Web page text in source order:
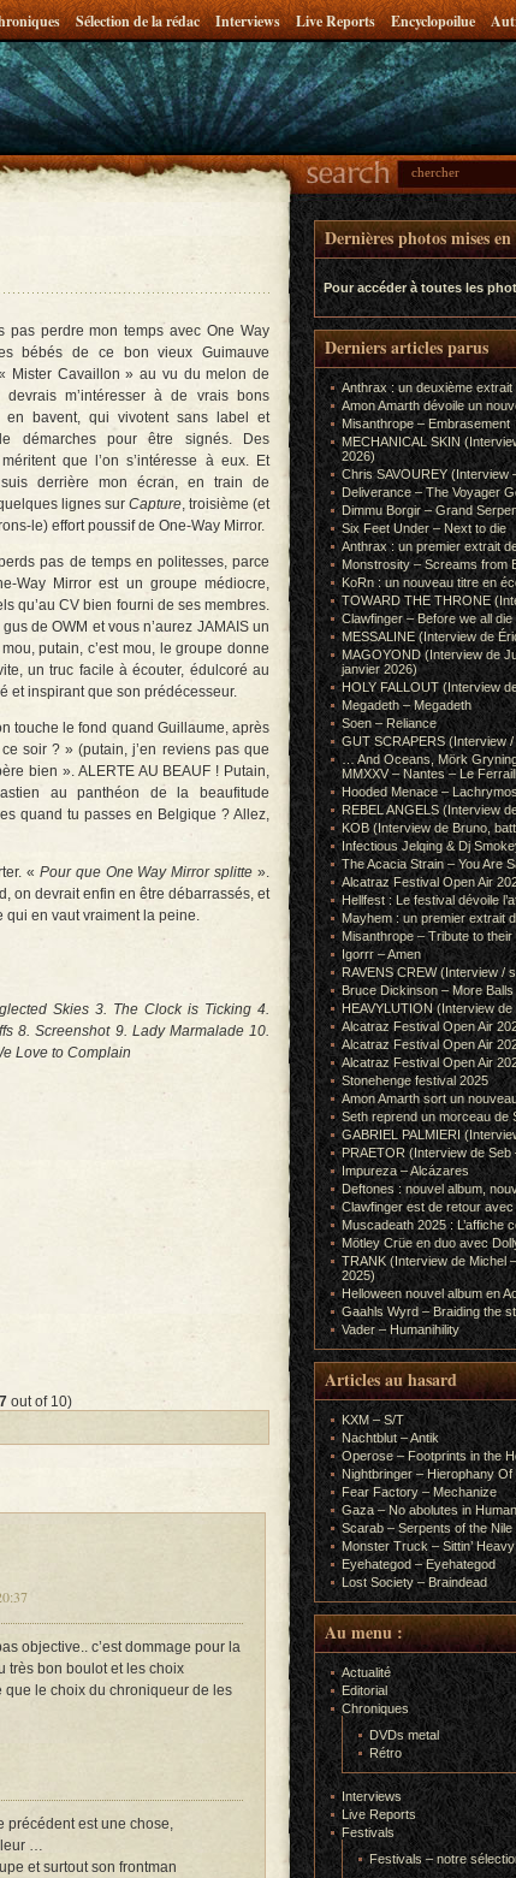
Sélection de la rédac Interviews Live Reports Encyclopoilue
pas perdre mon temps avec One Way
bébés de ce bon vieux Guimauve
Mister Cavaillon » au vu du melon de
devrais m’intéresser à de vrais bons
en bavent, qui vivotent sans label et
démarches pour être signés. Des
que l’on s’intéresse à eux. Et
derrière mon écran, en train de
lignes sur Capture, troisième (et
le) effort poussif de One-Way Mirror.
pas de temps en politesses, parce
Way Mirror est un groupe médiocre,
qu’au CV bien fourni de ses membres.
de OWM et vous n’aurez JAMAIS un
putain, c’est mou, le groupe donne
un truc facile à écouter, édulcoré au
et inspirant que son prédécesseur.
touche le fond quand Guillaume, après
soir ? » (putain, j’en reviens pas que
bien ». ALERTE AU BEAUF ! Putain,
au panthéon de la beaufitude
quand tu passes en Belgique ? Allez,
« Pour que One Way Mirror splitte ».
on devrait enfin en être débarrassés, et
en vaut vraiment la peine.
Skies 3. The Clock is Ticking 4.
8. Screenshot 9. Lady Marmalade 10.
Love to Complain
out of 10)
objective.. c’est dommage pour la
très bon boulot et les choix
que le choix du chroniqueur de les
précédent est une chose,
…
et surtout son frontman
Dernières photos mises
Pour accéder à toutes les
Derniers articles parus
Anthrax : un deuxième
Amon Amarth dévoile un
Misanthrope – Embrasement
MECHANICAL SKIN
2026)
Chris SAVOUREY (Interview
Deliverance – The Voyager
Dimmu Borgir – Grand
Six Feet Under – Next to die
Anthrax : un premier extrait
Monstrosity – Screams from
KoRn : un nouveau titre en
TOWARD THE THRONE
Clawfinger – Before we all die
MESSALINE (Interview de
MAGOYOND (Interview de
janvier 2026)
HOLY FALLOUT (Interview
Megadeth – Megadeth
Soen – Reliance
GUT SCRAPERS (Interview
… And Oceans, Mörk
MMXXV – Nantes – Le
Hooded Menace –
REBEL ANGELS (Interview
KOB (Interview de Bruno,
Infectious Jelqing & Dj
The Acacia Strain – You Are
Alcatraz Festival Open Air
Hellfest : Le festival dévoile
Mayhem : un premier extrait
Misanthrope – Tribute to their
Igorrr – Amen
RAVENS CREW (Interview /
Bruce Dickinson – More
HEAVYLUTION (Interview
Alcatraz Festival Open Air
Alcatraz Festival Open Air
Alcatraz Festival Open Air
Stonehenge festival 2025
Amon Amarth sort un
Seth reprend un morceau de
GABRIEL PALMIERI
PRAETOR (Interview de Seb
Impureza – Alcázares
Deftones : nouvel album,
Clawfinger est de retour
Muscadeath 2025 : L’affiche
Mötley Crüe en duo avec
TRANK (Interview de Michel
2025)
Helloween nouvel album en
Gaahls Wyrd – Braiding the
Vader – Humanihility
Articles au hasard
KXM – S/T
Nachtblut – Antik
Operose – Footprints in the
Nightbringer – Hierophany
Fear Factory – Mechanize
Gaza – No abolutes in
Scarab – Serpents of the Nile
Monster Truck – Sittin’ Heavy
Eyehategod – Eyehategod
Lost Society – Braindead
Au menu :
Actualité
Editorial
Chroniques
DVDs metal
Rétro
Interviews
Live Reports
Festivals
Festivals – notre